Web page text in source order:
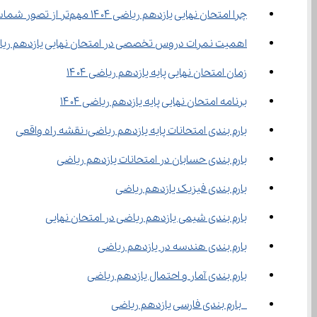
چرا امتحان نهایی یازدهم ریاضی ۱۴۰۴ مهم‌تر از تصور شماست؟
اهمیت نمرات دروس تخصصی در امتحان نهایی یازدهم ریاضی
زمان امتحان نهایی پایه یازدهم ریاضی ۱۴۰۴
برنامه امتحان نهایی پایه یازدهم ریاضی ۱۴۰۴
بارم بندی امتحانات پایه یازدهم ریاضی؛ نقشه راه واقعی
بارم بندی حسابان در امتحانات یازدهم ریاضی
بارم بندی فیزیک یازدهم ریاضی
بارم بندی شیمی یازدهم ریاضی در امتحان نهایی
بارم بندی هندسه در یازدهم ریاضی
بارم بندی آمار و احتمال یازدهم ریاضی
بارم بندی فارسی یازدهم ریاضی